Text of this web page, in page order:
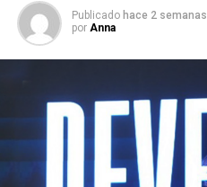
Publicado hace 2 semanas
por Anna